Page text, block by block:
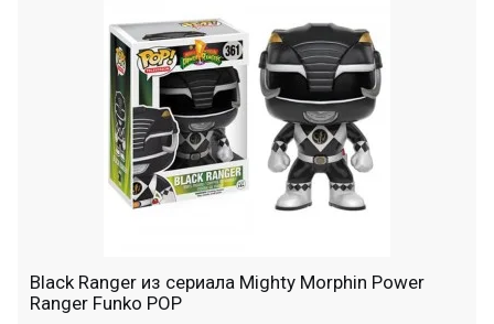
Black Ranger из сериала Mighty Morphin Power
Ranger Funko POP